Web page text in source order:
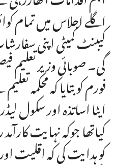
اگلے اجلاس میں
کیبنٹ کمیٹی اپنی
گی۔ صوبائی
فورم کو بتایا کہ محکمہ
ایٹا اساتذہ اور سکول
کیاتھا جوکہ نہایت
کو ہدایت کی کہ اقلیت